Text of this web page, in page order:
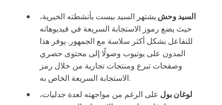
السيد وحشيشتهر السيد بيست بأنشطته الخيرية،
حيث يضع رموز الاستجابة السريعة في فيديوهاته
للتفاعل بشكل أكثر سلاسة مع الجمهور. يوفر هذا
المدون على يوتيوب وصولًا إلى محتوى حصري
وصفحات تبرع ومنتجات تجارية من خلال رمز
الاستجابة السريعة الخاص به.
لوغان بول على الرغم من مواجهته لعدة جدليات،